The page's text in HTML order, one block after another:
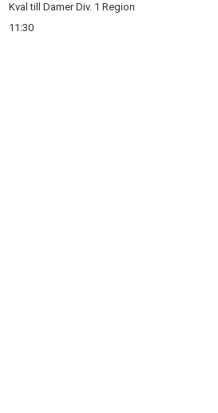
Kval till Damer Div. 1 Region
11:30